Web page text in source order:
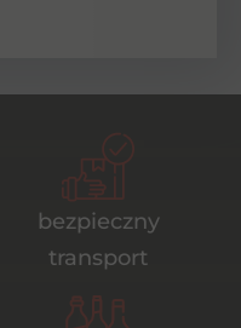
bezpieczny
transport